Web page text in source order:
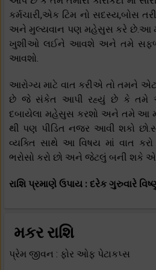
કર્મચારી,એક ટિમ નો સદસ્ય,બોસ
અને મુલ્યવાન પણ મહેસુસ કરે છે.આ
ખુશીઓ લઈને આવશે અને તમે
આવશો.
આરોગ્ય માટે વાત કરીએ તો તમને
છે જે સંકેત આપી રહ્યું છે કે તમે
દબાયેલા મહેસુસ કરશો અને તમે આ
થી પણ પીડિત નજર આવી શકો
વ્યક્તિ સાથે આ વિષય માં વાત
ભરોસો કરો છો અને જેટલું બની શકે
રાશિ પ્રમાણે ઉપાય : દરેક ગુરુવારે
મકર રાશિ
પ્રેમ જીવન : ફોર ઓફ પેટાકપ્સ